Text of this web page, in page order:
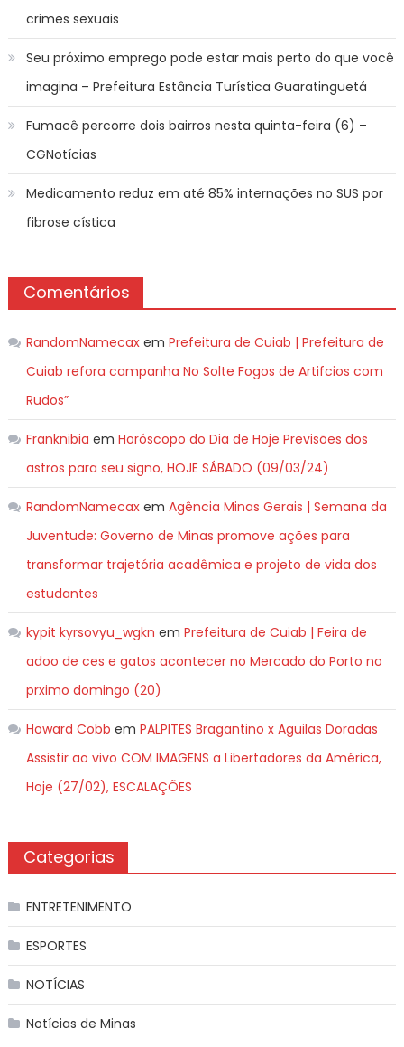
crimes sexuais
Seu próximo emprego pode estar mais perto do que você
imagina – Prefeitura Estância Turística Guaratinguetá
Fumacê percorre dois bairros nesta quinta-feira (6) –
CGNotícias
Medicamento reduz em até 85% internações no SUS por
fibrose cística
Comentários
RandomNamecaxem Prefeitura de Cuiab | Prefeitura de
Cuiab refora campanha No Solte Fogos de Artifcios com
Rudos”
Franknibia em Horóscopo do Dia de Hoje Previsões dos
astros para seu signo, HOJE SÁBADO (09/03/24)
RandomNamecaxem Agência Minas Gerais | Semana da
Juventude: Governo de Minas promove ações para
transformar trajetória acadêmica e projeto de vida dos
estudantes
kypit kyrsovyu_wgkn em Prefeitura de Cuiab | Feira de
adoo de ces e gatos acontecer no Mercado do Porto no
prximo domingo (20)
Howard Cobb em PALPITES Bragantino x Aguilas Doradas
Assistir ao vivo COM IMAGENS a Libertadores da América,
Hoje (27/02), ESCALAÇÕES
Categorias
ENTRETENIMENTO
ESPORTES
NOTÍCIAS
Notícias de Minas